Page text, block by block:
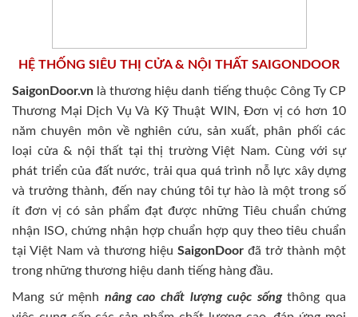
HỆ THỐNG SIÊU THỊ CỬA & NỘI THẤT SAIGONDOOR
SaigonDoor.vn là thương hiệu danh tiếng thuộc Công Ty CP
Thương Mại Dịch Vụ Và Kỹ Thuật WIN, Đơn vị có hơn 10
năm chuyên môn về nghiên cứu, sản xuất, phân phối các
loại cửa & nội thất tại thị trường Việt Nam. Cùng với sự
phát triển của đất nước, trải qua quá trình nỗ lực xây dựng
và trưởng thành, đến nay chúng tôi tự hào là một trong số
ít đơn vị có sản phẩm đạt được những Tiêu chuẩn chứng
nhận ISO, chứng nhận hợp chuẩn hợp quy theo tiêu chuẩn
tại Việt Nam và thương hiệu SaigonDoor đã trở thành một
trong những thương hiệu danh tiếng hàng đầu.
Mang sứ mệnh nâng cao chất lượng cuộc sốngthông qua